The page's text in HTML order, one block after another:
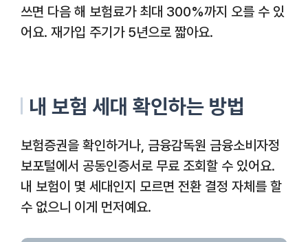
쓰면 다음 해 보험료가 최대 300%까지 오를 수 있
어요. 재가입 주기가 5년으로 짧아요.
내 보험 세대 확인하는 방법
보험증권을 확인하거나, 금융감독원 금융소비자정
보포털에서 공동인증서로 무료 조회할 수 있어요.
내 보험이 몇 세대인지 모르면 전환 결정 자체를 할
수 없으니 이게 먼저예요.